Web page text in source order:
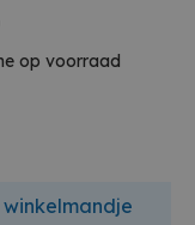
op voorraad
winkelmandje